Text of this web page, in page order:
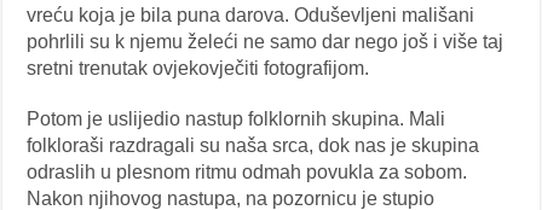
vreću koja je bila puna darova. Oduševljeni mališani
pohrlili su k njemu želeći ne samo dar nego još i više taj
sretni trenutak ovjekovječiti fotografijom.
Potom je uslijedio nastup folklornih skupina. Mali
folkloraši razdragali su naša srca, dok nas je skupina
odraslih u plesnom ritmu odmah povukla za sobom.
Nakon njihovog nastupa, na pozornicu je stupio